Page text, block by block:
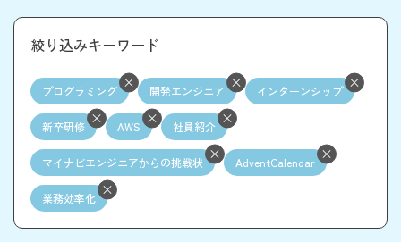
絞り込みキーワード
プログラミング 開発エンジニア インターンシップ
新卒研修 AWS 社員紹介
マイナビエンジニアからの挑戦状 AdventCalendar
業務効率化